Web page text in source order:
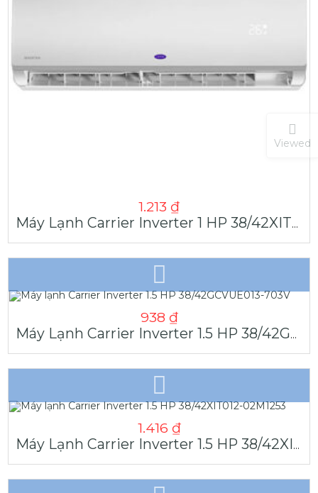
1.213 ₫
Máy Lạnh Carrier Inverter 1 HP 38/42XIT009-02M1253
938 ₫
Máy Lạnh Carrier Inverter 1.5 HP 38/42GCVUE013-703V
1.416 ₫
Máy Lạnh Carrier Inverter 1.5 HP 38/42XIT012-02M1253
Viewed